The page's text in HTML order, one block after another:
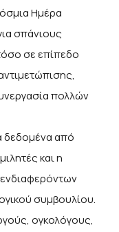
Ημέρα
σπάνιους
σε επίπεδο
πολλών
δεδομένα από
και η
συμβουλίου.
ογκολόγους,